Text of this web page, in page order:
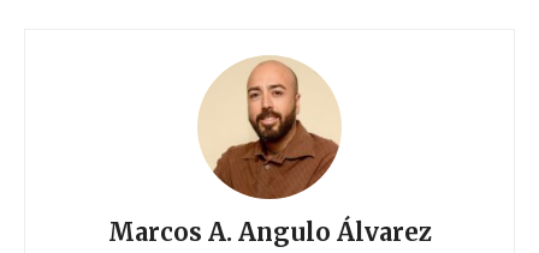
Marcos A. Angulo Álvarez